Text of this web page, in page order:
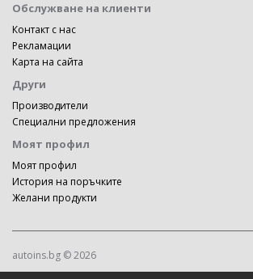
Обслужване на клиенти
Контакт с нас
Рекламации
Карта на сайта
Други
Производители
Специални предложения
Моят профил
Моят профил
История на поръчките
Желани продукти
autoins.bg © 2026